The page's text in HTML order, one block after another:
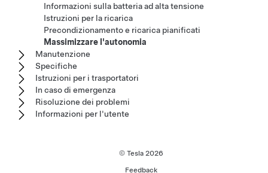
Informazioni sulla batteria ad alta tensione
Istruzioni per la ricarica
Precondizionamento e ricarica pianificati
Massimizzare l'autonomia
Manutenzione
Specifiche
Istruzioni per i trasportatori
In caso di emergenza
Risoluzione dei problemi
Informazioni per l'utente
© Tesla 2026
Feedback